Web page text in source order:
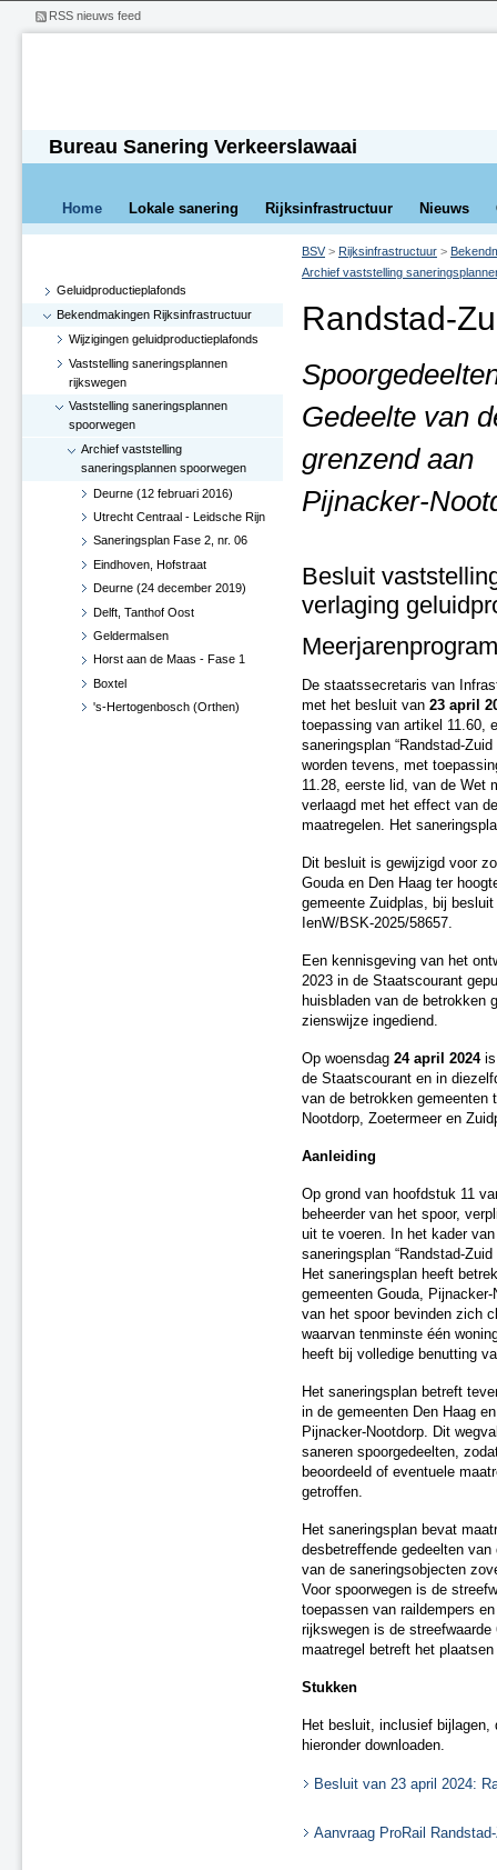
Bureau Sanering Verkeerslawaai
Home Lokale sanering Rijksinfrastructuur Nieuws
BSV> Rijksinfrastructuur >
Archief vaststelling
Randstad-
Gedeelte van
grenzend aan
Pijnacker-
Besluit
verlaging
De staatssecretaris van
met het besluit van 23 april
toepassing van artikel 11.60,
saneringsplan “Randstad-
worden tevens, met
11.28, eerste lid, van de Wet
verlaagd met het effect van
maatregelen. Het
Dit besluit is gewijzigd voor
Gouda en Den Haag ter
gemeente Zuidplas, bij
IenW/BSK-2025/58657.
Een kennisgeving van het
2023 in de Staatscourant
huisbladen van de betrokken
zienswijze ingediend.
Op woensdag 24 april 2024is
de Staatscourant en in
van de betrokken gemeenten
Nootdorp, Zoetermeer en
Aanleiding
Op grond van hoofdstuk 11
beheerder van het spoor,
uit te voeren. In het kader
saneringsplan “Randstad-
Het saneringsplan heeft
gemeenten Gouda,
van het spoor bevinden zich
waarvan tenminste één
heeft bij volledige benutting
Het saneringsplan betreft
in de gemeenten Den Haag
Pijnacker-Nootdorp. Dit
saneren spoorgedeelten,
beoordeeld of eventuele
getroffen.
Het saneringsplan bevat
desbetreffende gedeelten
van de saneringsobjecten
Voor spoorwegen is de
toepassen van raildempers
rijkswegen is de
maatregel betreft het
Stukken
Het besluit, inclusief
hieronder downloaden.
Besluit van 23 april 2024:
Aanvraag ProRail
Geluidproductieplafonds
Bekendmakingen Rijksinfrastructuur
Wijzigingen geluidproductieplafonds
Vaststelling saneringsplannen
rijkswegen
Vaststelling saneringsplannen
spoorwegen
Archief vaststelling
saneringsplannen spoorwegen
Deurne (12 februari 2016)
Utrecht Centraal - Leidsche Rijn
Saneringsplan Fase 2, nr. 06
Eindhoven, Hofstraat
Deurne (24 december 2019)
Delft, Tanthof Oost
Geldermalsen
Horst aan de Maas - Fase 1
Boxtel
's-Hertogenbosch (Orthen)
RSS nieuws feed